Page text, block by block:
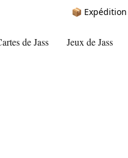
📦
de Jass Jeux de Jass